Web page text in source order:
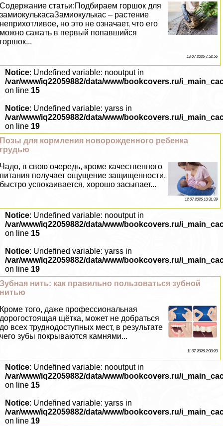
Содержание статьи:Подбираем горшок для
замиокулькасаЗамиокулькас – растение
неприхотливое, но это не означает, что его
можно сажать в первый попавшийся
горшок...
13 07 2026 7:52:56
Notice: Undefined variable: nooutput in
/var/www/iq22059882/data/www/bookcovers.ru/
on line 15
Notice: Undefined variable: yarss in
/var/www/iq22059882/data/www/bookcovers.ru/
on line 19
Позы для кормления новорожденного ребенка
гpyдью
Чадо, в свою очередь, кроме качественного
питания получает ощущение защищенности,
быстро успокаивается, хорошо засыпает...
12 07 2026 10:31:39
Notice: Undefined variable: nooutput in
/var/www/iq22059882/data/www/bookcovers.ru/
on line 15
Notice: Undefined variable: yarss in
/var/www/iq22059882/data/www/bookcovers.ru/
on line 19
Зубная нить: как правильно пользоваться зубной
нитью
Кроме того, даже профессиональная
дорогостоящая щётка, может не добраться
до всех труднодоступных мест, в результате
чего зубы покрываются камнями...
11 07 2026 2:30:20
Notice: Undefined variable: nooutput in
/var/www/iq22059882/data/www/bookcovers.ru/
on line 15
Notice: Undefined variable: yarss in
/var/www/iq22059882/data/www/bookcovers.ru/
on line 19